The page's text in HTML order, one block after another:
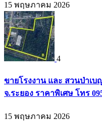
15 พฤษภาคม 2026
4
ขายโรงงาน และ สวนป่าเบ
จ.ระยอง ราคาพิเศษ โทร
15 พฤษภาคม 2026